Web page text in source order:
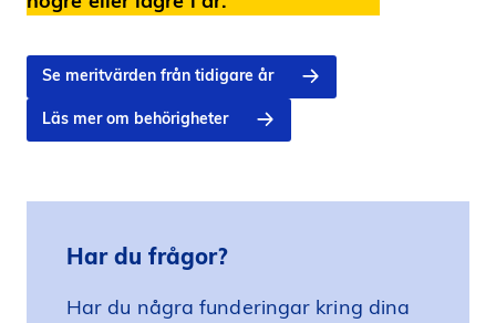
Se meritvärden från tidigare år
Läs mer om behörigheter
Har du frågor?
Har du några funderingar kring dina